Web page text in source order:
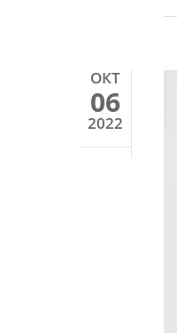
ОКТ
06
2022